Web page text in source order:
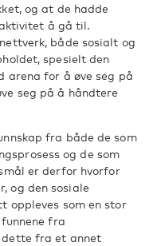
og at de hadde
å gå til.
både sosialt og
spesielt den
arena for å øve seg på
seg på å håndtere
fra både de som
og de som
er derfor hvorfor
og den sosiale
oppleves som en stor
fra
dette fra et annet